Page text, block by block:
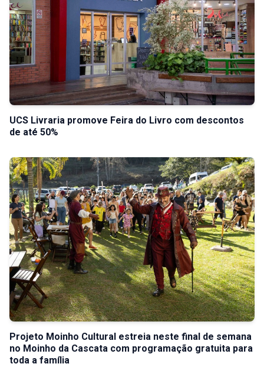
UCS Livraria promove Feira do Livro com descontos
de até 50%
Projeto Moinho Cultural estreia neste final de semana
no Moinho da Cascata com programação gratuita para
toda a família